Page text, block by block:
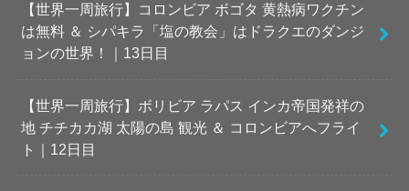
【世界一周旅行】コロンビア ボゴタ 黄熱病ワクチン
は無料 ＆ シパキラ「塩の教会」はドラクエのダンジ
ョンの世界！｜13日目
【世界一周旅行】ボリビア ラパス インカ帝国発祥の
地 チチカカ湖 太陽の島 観光 ＆ コロンビアへフライ
ト｜12日目